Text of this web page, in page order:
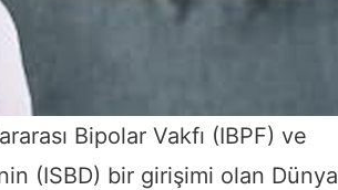
Bipolar Vakfı (IBPF) ve
(ISBD) bir girişimi olan Dünya